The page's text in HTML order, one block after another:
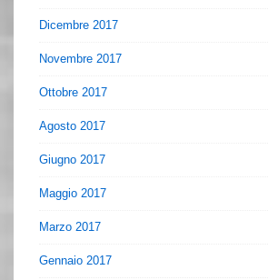
Dicembre 2017
Novembre 2017
Ottobre 2017
Agosto 2017
Giugno 2017
Maggio 2017
Marzo 2017
Gennaio 2017